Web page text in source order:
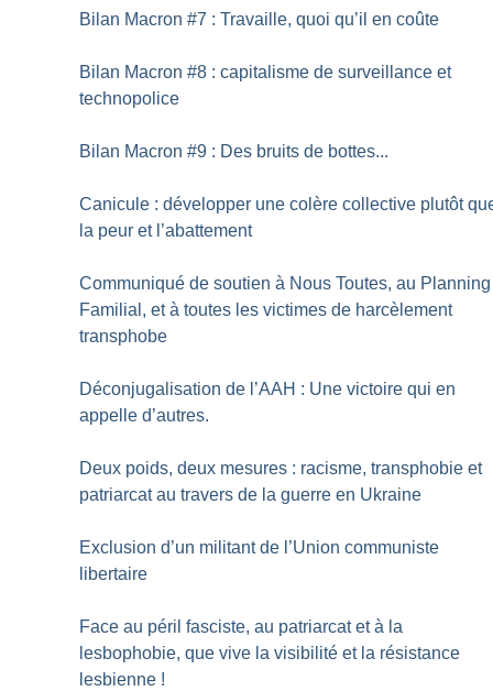
Bilan Macron #7 : Travaille, quoi qu’il en coûte
Bilan Macron #8 : capitalisme de surveillance et
technopolice
Bilan Macron #9 : Des bruits de bottes...
Canicule : développer une colère collective plutôt
la peur et l’abattement
Communiqué de soutien à Nous Toutes, au Planning
Familial, et à toutes les victimes de harcèlement
transphobe
Déconjugalisation de l’AAH : Une victoire qui en
appelle d’autres.
Deux poids, deux mesures : racisme, transphobie et
patriarcat au travers de la guerre en Ukraine
Exclusion d’un militant de l’Union communiste
libertaire
Face au péril fasciste, au patriarcat et à la
lesbophobie, que vive la visibilité et la résistance
lesbienne !